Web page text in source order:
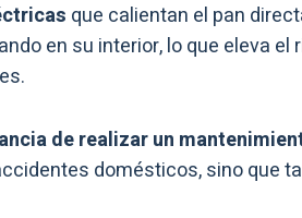
que calientan el pan
en su interior, lo que eleva el
de realizar un
domésticos, sino que